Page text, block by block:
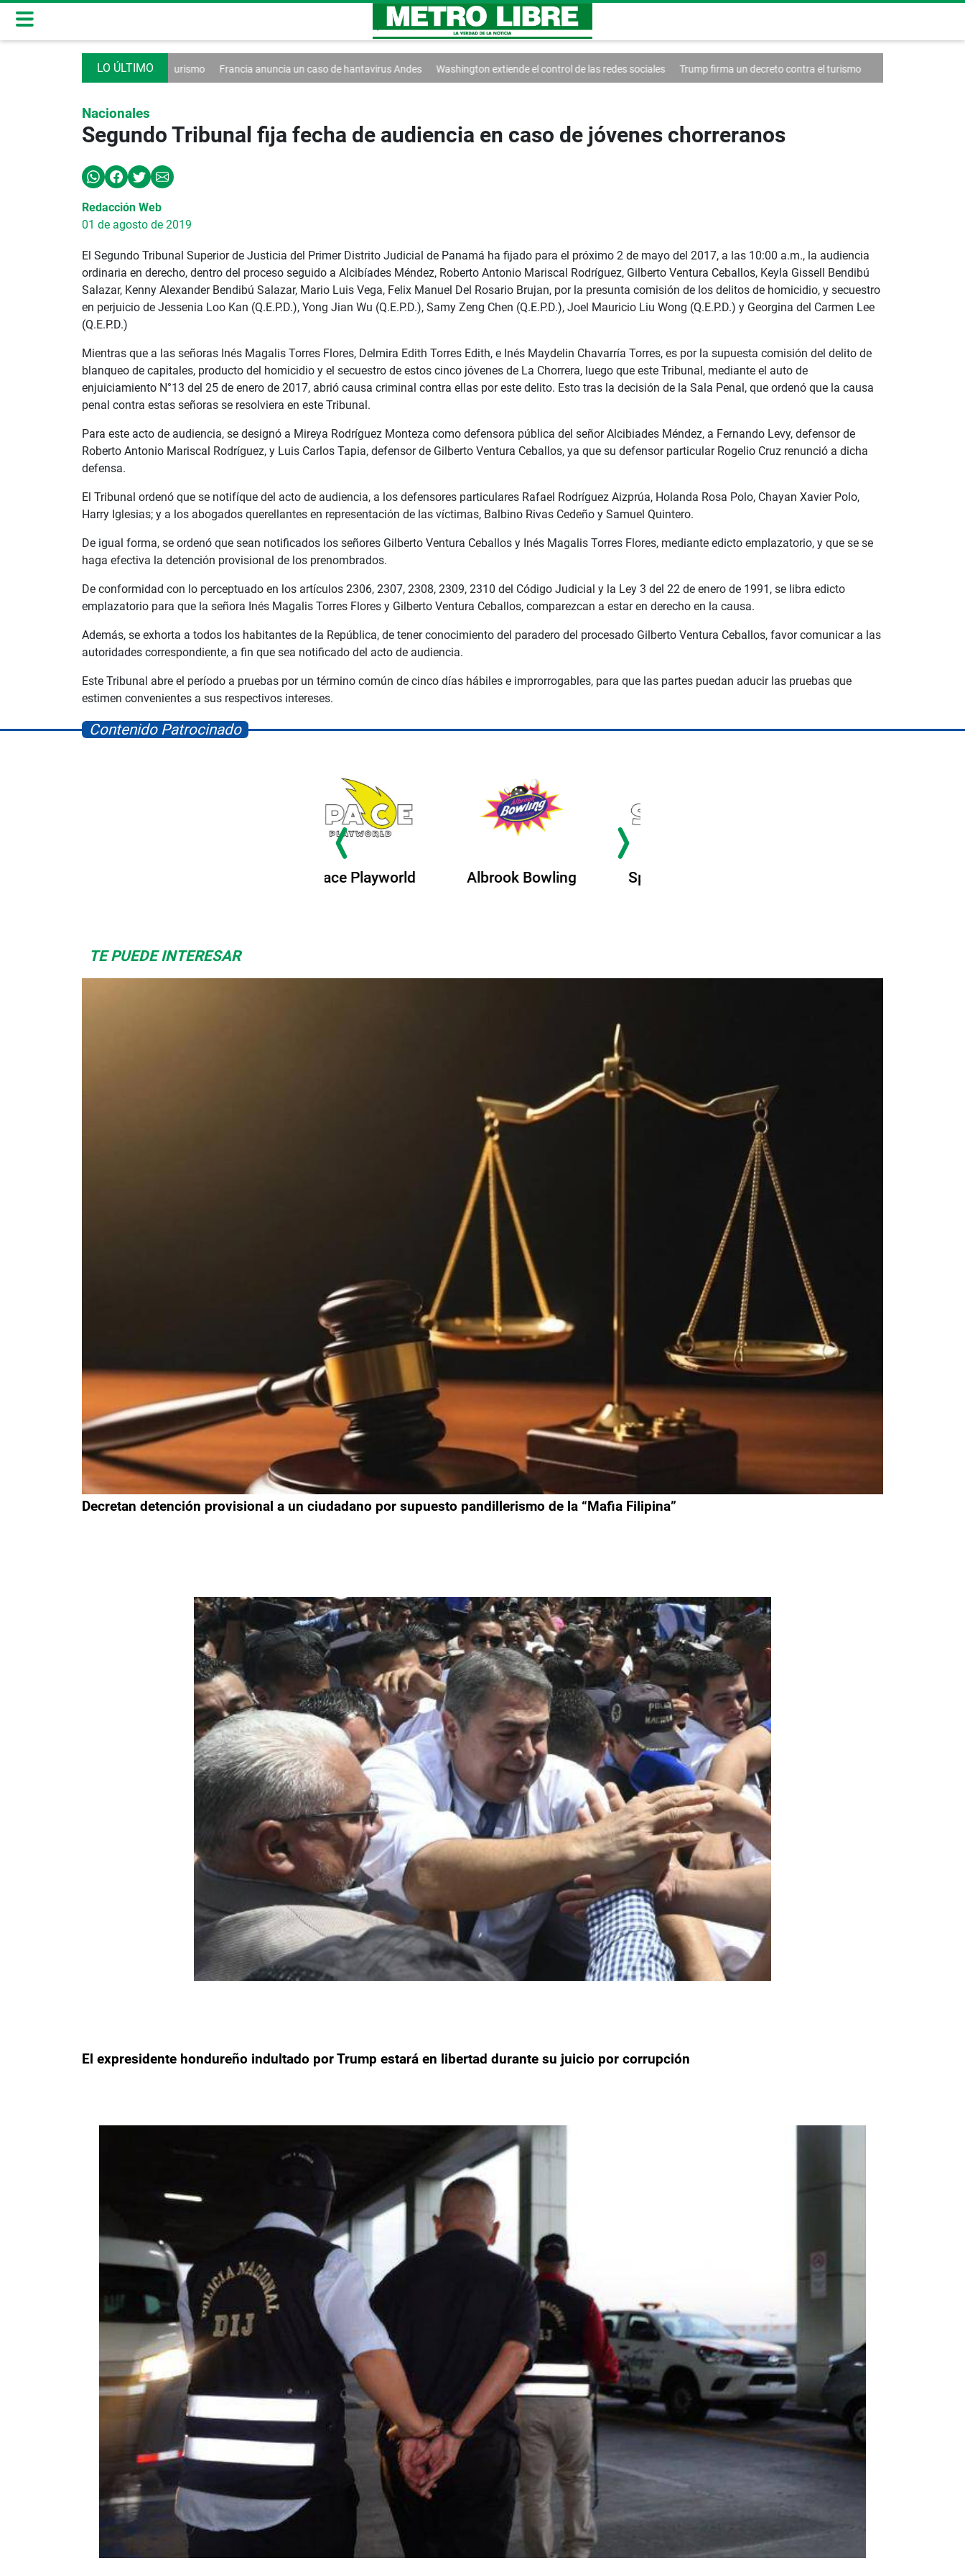
decreto contra el turismo Francia anuncia un caso de hantavirus Andes Washington extiende el control de las redes sociales Trump firma un decreto contra el turismo Francia anuncia un caso de hantavirus
Nacionales
Segundo Tribunal fija fecha de audiencia en caso de jóvenes chorreranos
Redacción Web
01 de agosto de 2019
El Segundo Tribunal Superior de Justicia del Primer Distrito Judicial de Panamá ha fijado para el próximo 2 de mayo del 2017, a las 10:00 a.m., la audiencia
ordinaria en derecho, dentro del proceso seguido a Alcibíades Méndez, Roberto Antonio Mariscal Rodríguez, Gilberto Ventura Ceballos, Keyla Gissell Bendibú
Salazar, Kenny Alexander Bendibú Salazar, Mario Luis Vega, Felix Manuel Del Rosario Brujan, por la presunta comisión de los delitos de homicidio, y secuestro
en perjuicio de Jessenia Loo Kan (Q.E.P.D.), Yong Jian Wu (Q.E.P.D.), Samy Zeng Chen (Q.E.P.D.), Joel Mauricio Liu Wong (Q.E.P.D.) y Georgina del Carmen Lee
(Q.E.P.D.)
Mientras que a las señoras Inés Magalis Torres Flores, Delmira Edith Torres Edith, e Inés Maydelin Chavarría Torres, es por la supuesta comisión del delito de
blanqueo de capitales, producto del homicidio y el secuestro de estos cinco jóvenes de La Chorrera, luego que este Tribunal, mediante el auto de
enjuiciamiento N°13 del 25 de enero de 2017, abrió causa criminal contra ellas por este delito. Esto tras la decisión de la Sala Penal, que ordenó que la causa
penal contra estas señoras se resolviera en este Tribunal.
Para este acto de audiencia, se designó a Mireya Rodríguez Monteza como defensora pública del señor Alcibiades Méndez, a Fernando Levy, defensor de
Roberto Antonio Mariscal Rodríguez, y Luis Carlos Tapia, defensor de Gilberto Ventura Ceballos, ya que su defensor particular Rogelio Cruz renunció a dicha
defensa.
El Tribunal ordenó que se notifíque del acto de audiencia, a los defensores particulares Rafael Rodríguez Aizprúa, Holanda Rosa Polo, Chayan Xavier Polo,
Harry Iglesias; y a los abogados querellantes en representación de las víctimas, Balbino Rivas Cedeño y Samuel Quintero.
De igual forma, se ordenó que sean notificados los señores Gilberto Ventura Ceballos y Inés Magalis Torres Flores, mediante edicto emplazatorio, y que se se
haga efectiva la detención provisional de los prenombrados.
De conformidad con lo perceptuado en los artículos 2306, 2307, 2308, 2309, 2310 del Código Judicial y la Ley 3 del 22 de enero de 1991, se libra edicto
emplazatorio para que la señora Inés Magalis Torres Flores y Gilberto Ventura Ceballos, comparezcan a estar en derecho en la causa.
Además, se exhorta a todos los habitantes de la República, de tener conocimiento del paradero del procesado Gilberto Ventura Ceballos, favor comunicar a las
autoridades correspondiente, a fin que sea notificado del acto de audiencia.
Este Tribunal abre el período a pruebas por un término común de cinco días hábiles e improrrogables, para que las partes puedan aducir las pruebas que
estimen convenientes a sus respectivos intereses.
Contenido Patrocinado
Albrook Bowling Space Playworld
TE PUEDE INTERESAR
Decretan detención provisional a un ciudadano por supuesto pandillerismo de la “Mafia Filipina”
El expresidente hondureño indultado por Trump estará en libertad durante su juicio por corrupción